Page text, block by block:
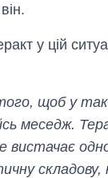
у цій
щоб у
меседж.
вистачає